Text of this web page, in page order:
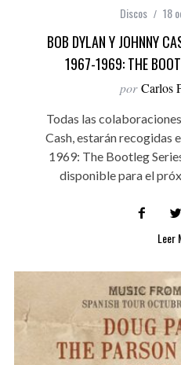
Discos 18
BOB DYLAN Y JOHNNY
1967-1969: THE
por Carlos
Todas las
Cash, estarán recogidas
1969: The Bootleg
disponible para el
Leer